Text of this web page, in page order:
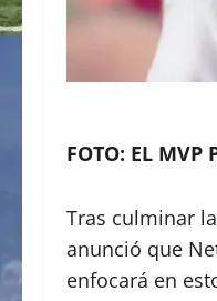
FOTO: EL MVP
Tras culminar
anunció que
enfocará en